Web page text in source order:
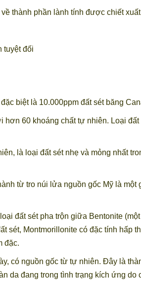
thành phần lành tính được chiết
tuyệt đối
đặc biệt là 10.000ppm đất sét băng
hơn 60 khoáng chất tự nhiên. Loại
là loại đất sét nhẹ và mỏng nhất
từ tro núi lửa nguồn gốc Mỹ là
đất sét pha trộn giữa Bentonite
sét, Montmorillonite có đặc tính hấp
đặc.
có nguồn gốc từ tự nhiên. Đây là
da đang trong tình trạng kích ứng do